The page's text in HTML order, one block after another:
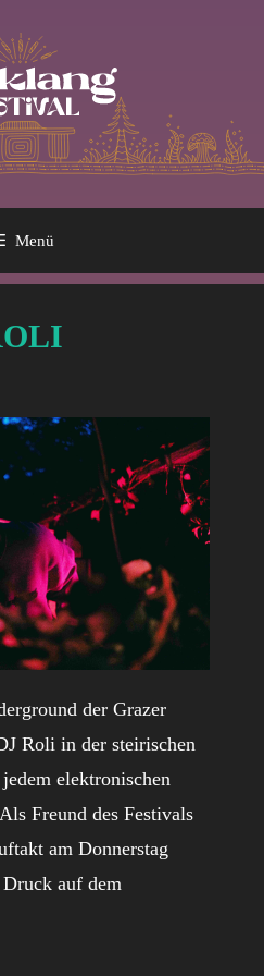
Menü
der Grazer
Roli in der steirischen
elektronischen
Freund des Festivals
am Donnerstag
auf dem